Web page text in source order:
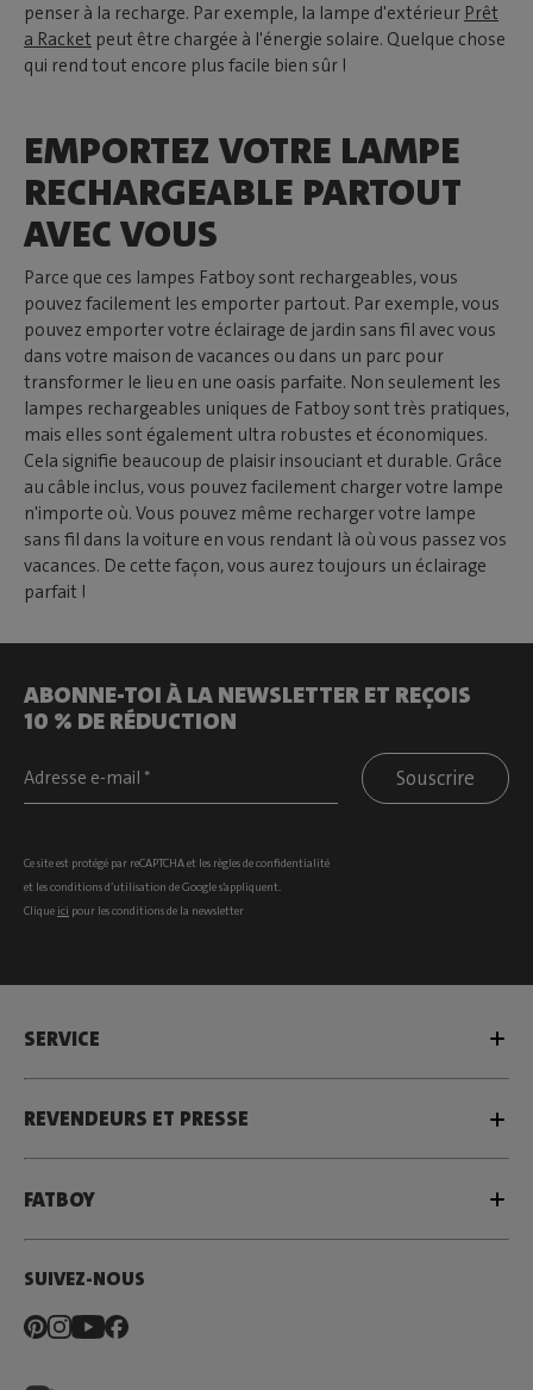
penser à la recharge. Par exemple, la lampe d'extérieur Prêt
a Racket peut être chargée à l'énergie solaire. Quelque chose
qui rend tout encore plus facile bien sûr !
EMPORTEZ VOTRE LAMPE
RECHARGEABLE PARTOUT
AVEC VOUS
Parce que ces lampes Fatboy sont rechargeables, vous
pouvez facilement les emporter partout. Par exemple, vous
pouvez emporter votre éclairage de jardin sans fil avec vous
dans votre maison de vacances ou dans un parc pour
transformer le lieu en une oasis parfaite. Non seulement les
lampes rechargeables uniques de Fatboy sont très pratiques,
mais elles sont également ultra robustes et économiques.
Cela signifie beaucoup de plaisir insouciant et durable. Grâce
au câble inclus, vous pouvez facilement charger votre lampe
n'importe où. Vous pouvez même recharger votre lampe
sans fil dans la voiture en vous rendant là où vous passez vos
vacances. De cette façon, vous aurez toujours un éclairage
parfait !
ABONNE-TOI À LA NEWSLETTER ET REÇOIS
10 % DE RÉDUCTION
Souscrire
Ce site est protégé par reCAPTCHA et les règles de confidentialité
et lesconditions d’utilisation de Google s’appliquent.
Clique ici pour les conditions de la newsletter
SERVICE
REVENDEURS ET PRESSE
FATBOY
SUIVEZ-NOUS